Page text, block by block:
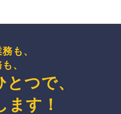
も、
、
とつで、
ます ！